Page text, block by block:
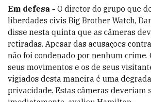
Em defesa - O diretor do grupo que
liberdades civis Big Brother Watch,
disse nesta quinta que as câmeras
retiradas. Apesar das acusações
não foi condenado por nenhum crime.
seus movimentos e os de seus
vigiados desta maneira é uma
privacidade. Estas câmeras deveriam